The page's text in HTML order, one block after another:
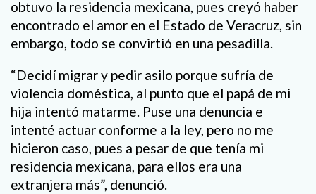
obtuvo la residencia mexicana, pues creyó haber
encontrado el amor en el Estado de Veracruz, sin
embargo, todo se convirtió en una pesadilla.
“Decidí migrar y pedir asilo porque sufría de
violencia doméstica, al punto que el papá de mi
hija intentó matarme. Puse una denuncia e
intenté actuar conforme a la ley, pero no me
hicieron caso, pues a pesar de que tenía mi
residencia mexicana, para ellos era una
extranjera más”, denunció.